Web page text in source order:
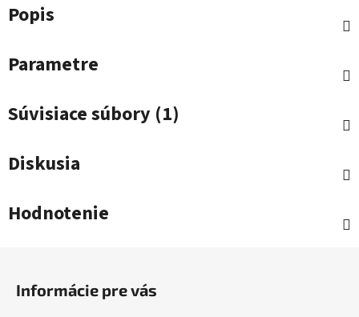
Popis
Parametre
Súvisiace súbory (1)
Diskusia
Hodnotenie
Informácie pre vás